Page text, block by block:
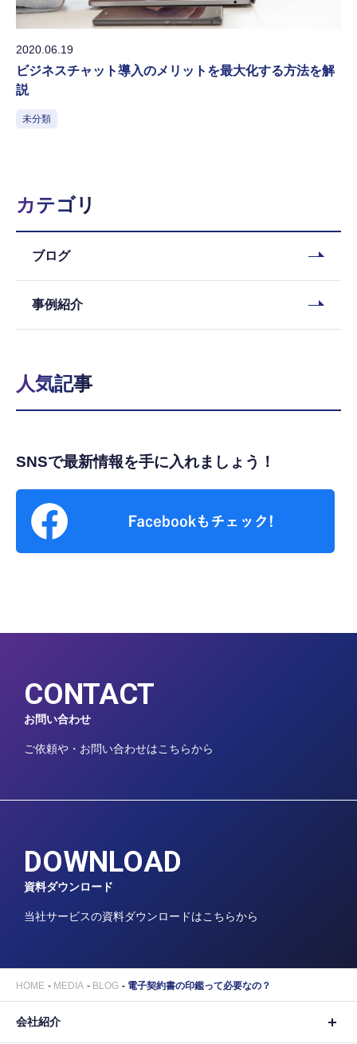
2020.06.19
ビジネスチャット導入のメリットを最大化する方法を解
説
未分類
カテゴリ
ブログ
事例紹介
人気記事
SNSで最新情報を手に入れましょう！
CONTACT
お問い合わせ
ご依頼や・お問い合わせはこちらから
DOWNLOAD
資料ダウンロード
当社サービスの資料ダウンロードはこちらから
HOME MEDIA BLOG 電子契約書の印鑑って必要なの？
会社紹介